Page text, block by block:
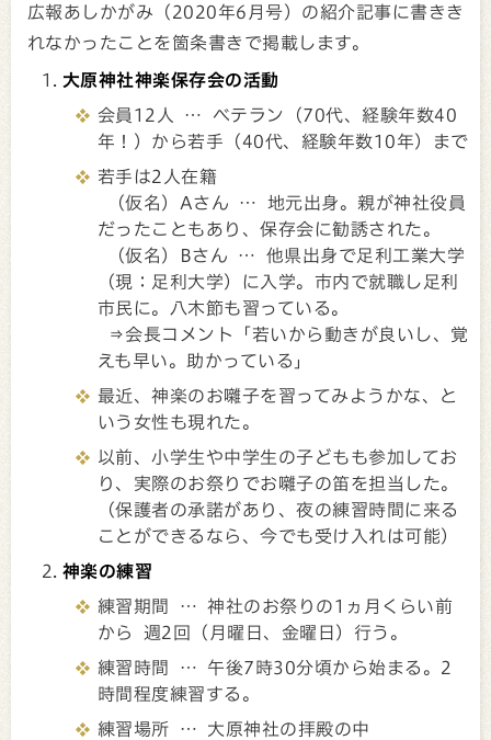
広報あしかがみ（2020年6月号）の紹介記事に書きき
れなかったことを箇条書きで掲載します。
大原神社神楽保存会の活動
会員12人 … ベテラン（70代、経験年数40
年！）から若手（40代、経験年数10年）まで
若手は2人在籍
（仮名）Aさん … 地元出身。親が神社役員
だったこともあり、保存会に勧誘された。
（仮名）Bさん … 他県出身で足利工業大学
（現：足利大学）に入学。市内で就職し足利
市民に。八木節も習っている。
⇒会長コメント「若いから動きが良いし、覚
えも早い。助かっている」
最近、神楽のお囃子を習ってみようかな、と
いう女性も現れた。
以前、小学生や中学生の子どもも参加してお
り、実際のお祭りでお囃子の笛を担当した。
（保護者の承諾があり、夜の練習時間に来る
ことができるなら、今でも受け入れは可能）
神楽の練習
練習期間 … 神社のお祭りの1ヵ月くらい前
から 週2回（月曜日、金曜日）行う。
練習時間 … 午後7時30分頃から始まる。2
時間程度練習する。
練習場所 … 大原神社の拝殿の中